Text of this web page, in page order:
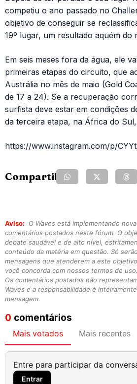
competiu o ano passado no
objetivo de conseguir se
19º lugar, um resultado aquém do
Em seis meses fora da água, ele
primeiras etapas do circuito, que
Austrália no mês de maio (Gold
de 17 a 24). Se a recuperação
surfista deve estar em condições
da terceira etapa, na África do
https://www.instagram.com/p/
Compartilhe:
Aviso:
O Waves está implementando
comentários postados neste fórum. O
debate saudável e de alto nível,
conteúdo da matéria em questão. Só
mensagens que atenderem a este
você concorda com nossos termos de uso.
Os comentários postados não
Waves e a responsabilidade é
mensagem.
0 comentários
Mais votados Mais recentes
Entre para participar da
Entrar